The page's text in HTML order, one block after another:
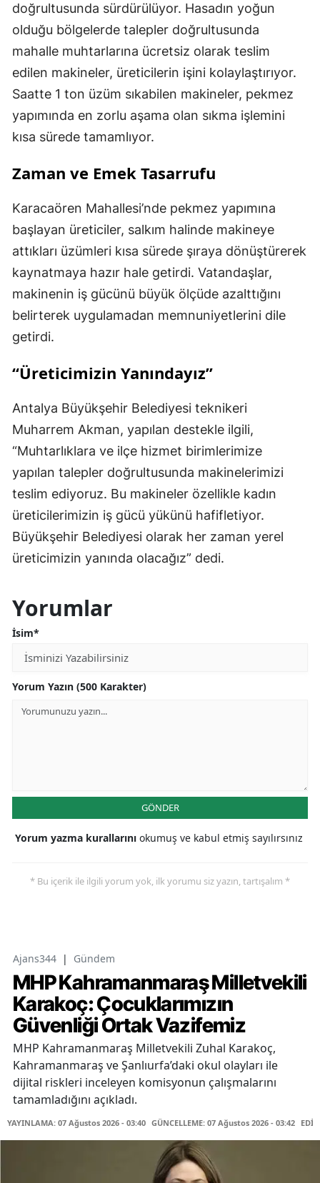
doğrultusunda sürdürülüyor. Hasadın yoğun
olduğu bölgelerde talepler doğrultusunda
mahalle muhtarlarına ücretsiz olarak teslim
edilen makineler, üreticilerin işini kolaylaştırıyor.
Saatte 1 ton üzüm sıkabilen makineler, pekmez
yapımında en zorlu aşama olan sıkma işlemini
kısa sürede tamamlıyor.
Zaman ve Emek Tasarrufu
Karacaören Mahallesi’nde pekmez yapımına
başlayan üreticiler, salkım halinde makineye
attıkları üzümleri kısa sürede şıraya dönüştürerek
kaynatmaya hazır hale getirdi. Vatandaşlar,
makinenin iş gücünü büyük ölçüde azalttığını
belirterek uygulamadan memnuniyetlerini dile
getirdi.
“Üreticimizin Yanındayız”
Antalya Büyükşehir Belediyesi teknikeri
Muharrem Akman, yapılan destekle ilgili,
“Muhtarlıklara ve ilçe hizmet birimlerimize
yapılan talepler doğrultusunda makinelerimizi
teslim ediyoruz. Bu makineler özellikle kadın
üreticilerimizin iş gücü yükünü hafifletiyor.
Büyükşehir Belediyesi olarak her zaman yerel
üreticimizin yanında olacağız” dedi.
Yorumlar
İsim*
Yorum Yazın (500 Karakter)
GÖNDER
Yorum yazma kurallarını okumuş ve kabul etmiş sayılırsınız
* Bu içerik ile ilgili yorum yok, ilk yorumu siz yazın, tartışalım *
Ajans344 | Gündem
MHP Kahramanmaraş Milletvekili
Karakoç: Çocuklarımızın
Güvenliği Ortak Vazifemiz
MHP Kahramanmaraş Milletvekili Zuhal Karakoç,
Kahramanmaraş ve Şanlıurfa’daki okul olayları ile
dijital riskleri inceleyen komisyonun çalışmalarını
tamamladığını açıkladı.
YAYINLAMA: 07 Ağustos 2026 - 03:40 GÜNCELLEME: 07 Ağustos 2026 - 03:42